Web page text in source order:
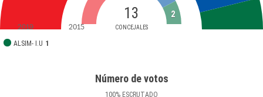
13
CONCEJALES
ALSIM- I.U 1
2
2019 2015
Número de votos
100% ESCRUTADO